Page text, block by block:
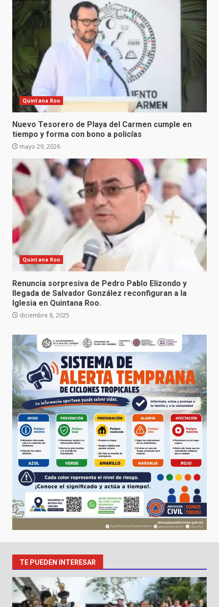
Quintana Roo
Nuevo Tesorero de Playa del Carmen cumple en
tiempo y forma con bono a policías
mayo 29, 2026
Quintana Roo
Renuncia sorpresiva de Pedro Pablo Elizondo y
llegada de Salvador González reconfiguran a la
Iglesia en Quintana Roo.
diciembre 8, 2025
TE PUEDEN INTERESAR